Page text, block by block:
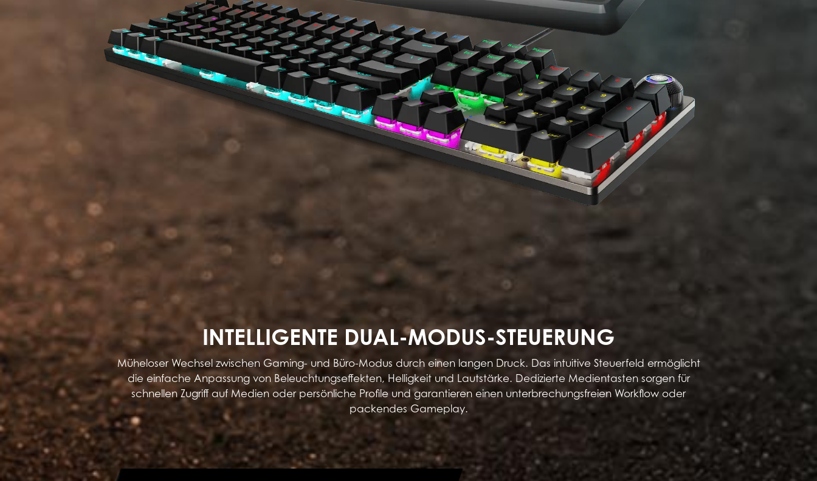
INTELLIGENTE DUAL-MODUS-STEUERUNG
Müheloser Wechsel zwischen Gaming- und Büro-Modus durch einen langen Druck. Das intuitive Steuerfeld ermöglicht
die einfache Anpassung von Beleuchtungseffekten, Helligkeit und Lautstärke. Dedizierte Medientasten sorgen für
schnellen Zugriff auf Medien oder persönliche Profile und garantieren einen unterbrechungsfreien Workflow oder
packendes Gameplay.